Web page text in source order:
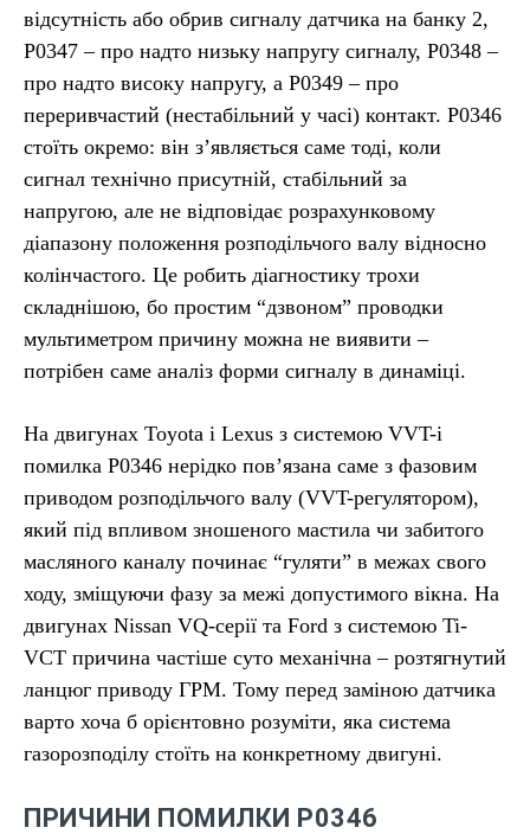
відсутність або обрив сигналу датчика на банку 2,
P0347 – про надто низьку напругу сигналу, P0348 –
про надто високу напругу, а P0349 – про
переривчастий (нестабільний у часі) контакт. P0346
стоїть окремо: він з’являється саме тоді, коли
сигнал технічно присутній, стабільний за
напругою, але не відповідає розрахунковому
діапазону положення розподільчого валу відносно
колінчастого. Це робить діагностику трохи
складнішою, бо простим “дзвоном” проводки
мультиметром причину можна не виявити –
потрібен саме аналіз форми сигналу в динаміці.
На двигунах Toyota і Lexus з системою VVT-i
помилка P0346 нерідко пов’язана саме з фазовим
приводом розподільчого валу (VVT-регулятором),
який під впливом зношеного мастила чи забитого
масляного каналу починає “гуляти” в межах свого
ходу, зміщуючи фазу за межі допустимого вікна. На
двигунах Nissan VQ-серії та Ford з системою Ti-
VCT причина частіше суто механічна – розтягнутий
ланцюг приводу ГРМ. Тому перед заміною датчика
варто хоча б орієнтовно розуміти, яка система
газорозподілу стоїть на конкретному двигуні.
ПРИЧИНИ ПОМИЛКИ P0346